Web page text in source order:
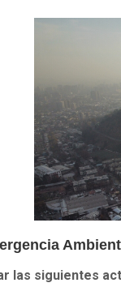
las siguientes